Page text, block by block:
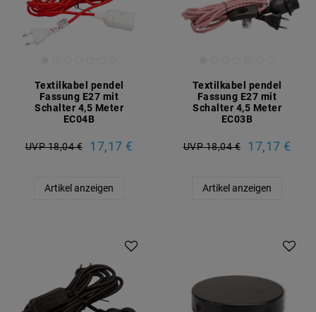
Textilkabel pendel
Fassung E27 mit
Schalter 4,5 Meter
EC04B
UVP 18,04 € 17,17 €
Artikel anzeigen
Textilkabel pendel
Fassung E27 mit
Schalter 4,5 Meter
EC03B
UVP 18,04 € 17,17 €
Artikel anzeigen